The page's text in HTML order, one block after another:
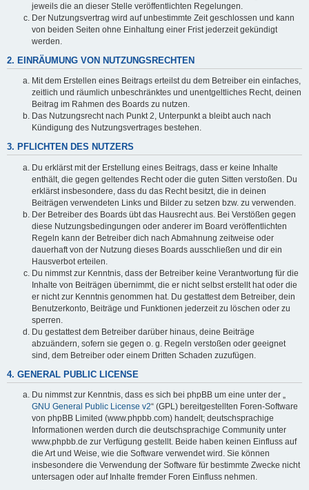
jeweils die an dieser Stelle veröffentlichten Regelungen.
Der Nutzungsvertrag wird auf unbestimmte Zeit geschlossen und kann
von beiden Seiten ohne Einhaltung einer Frist jederzeit gekündigt
werden.
2. EINRÄUMUNG VON NUTZUNGSRECHTEN
Mit dem Erstellen eines Beitrags erteilst du dem Betreiber ein einfaches,
zeitlich und räumlich unbeschränktes und unentgeltliches Recht, deinen
Beitrag im Rahmen des Boards zu nutzen.
Das Nutzungsrecht nach Punkt 2, Unterpunkt a bleibt auch nach
Kündigung des Nutzungsvertrages bestehen.
3. PFLICHTEN DES NUTZERS
Du erklärst mit der Erstellung eines Beitrags, dass er keine Inhalte
enthält, die gegen geltendes Recht oder die guten Sitten verstoßen. Du
erklärst insbesondere, dass du das Recht besitzt, die in deinen
Beiträgen verwendeten Links und Bilder zu setzen bzw. zu verwenden.
Der Betreiber des Boards übt das Hausrecht aus. Bei Verstößen gegen
diese Nutzungsbedingungen oder anderer im Board veröffentlichten
Regeln kann der Betreiber dich nach Abmahnung zeitweise oder
dauerhaft von der Nutzung dieses Boards ausschließen und dir ein
Hausverbot erteilen.
Du nimmst zur Kenntnis, dass der Betreiber keine Verantwortung für die
Inhalte von Beiträgen übernimmt, die er nicht selbst erstellt hat oder die
er nicht zur Kenntnis genommen hat. Du gestattest dem Betreiber, dein
Benutzerkonto, Beiträge und Funktionen jederzeit zu löschen oder zu
sperren.
Du gestattest dem Betreiber darüber hinaus, deine Beiträge
abzuändern, sofern sie gegen o. g. Regeln verstoßen oder geeignet
sind, dem Betreiber oder einem Dritten Schaden zuzufügen.
4. GENERAL PUBLIC LICENSE
Du nimmst zur Kenntnis, dass es sich bei phpBB um eine unter der „
GNU General Public License v2“ (GPL) bereitgestellten Foren-Software
von phpBB Limited (www.phpbb.com) handelt; deutschsprachige
Informationen werden durch die deutschsprachige Community unter
www.phpbb.de zur Verfügung gestellt. Beide haben keinen Einfluss auf
die Art und Weise, wie die Software verwendet wird. Sie können
insbesondere die Verwendung der Software für bestimmte Zwecke nicht
untersagen oder auf Inhalte fremder Foren Einfluss nehmen.